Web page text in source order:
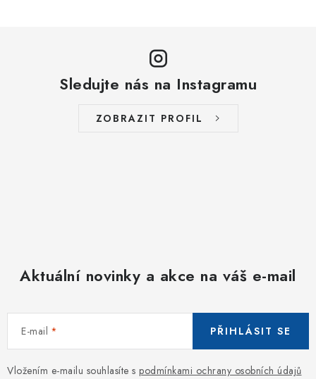
Sledujte nás na Instagramu
ZOBRAZIT PROFIL
Aktuální novinky a akce na váš e-mail
E-mail
Vložením e-mailu souhlasíte s podmínkami ochrany osobních údajů
PŘIHLÁSIT SE